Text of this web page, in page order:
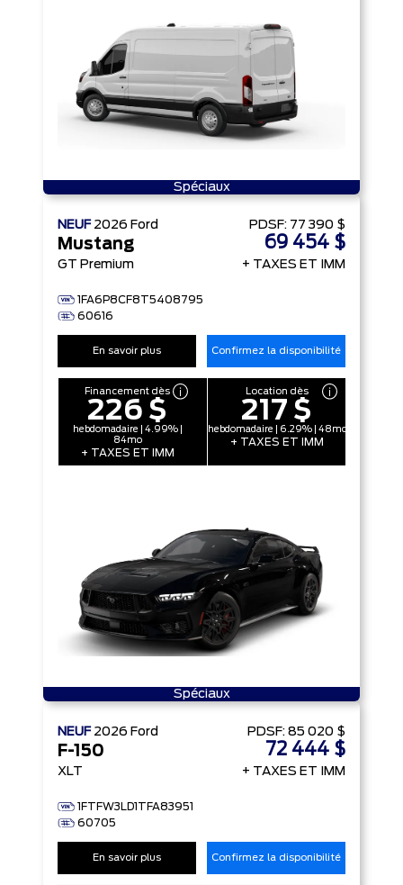
Spéciaux
NEUF 2026 Ford
Mustang
GT Premium
1FA6P8CF8T5408795
60616
PDSF: 77 390 $
69 454 $
+ TAXES ET IMM
En savoir plus Confirmez la disponibilité
Financement dès
226 $
hebdomadaire | 4.99% |
84mo
+ TAXES ET IMM
Location dès
217 $
hebdomadaire | 6.29% | 48mo
+ TAXES ET IMM
Spéciaux
NEUF 2026 Ford
F-150
XLT
1FTFW3LD1TFA83951
60705
PDSF: 85 020 $
72 444 $
+ TAXES ET IMM
En savoir plus Confirmez la disponibilité